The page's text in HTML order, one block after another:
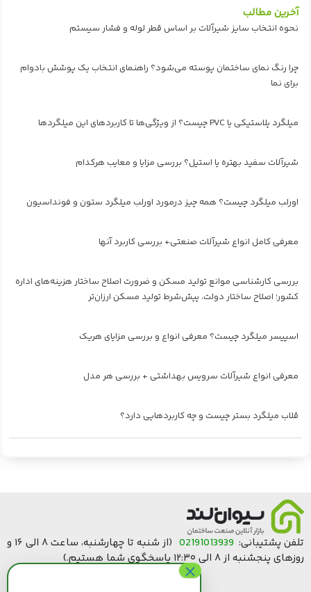
آخرین مطالب
نحوه انتخاب سایز شیرآلات بر اساس قطر لوله و فشار سیستم
چرا رنگ نمای ساختمان پوسته می‌شود؟ راهنمای انتخاب یک پوشش بادوام
برای نما
میلگرد پلاستیکی یا PVC چیست؟ از ویژگی‌ها تا کاربردهای این میلگردها
شیرآلات سفید بهتره یا استیل؟ بررسی مزایا و معایب هرکدام
اورلب میلگرد چیست؟ همه چیز درمورد اورلب میلگرد ستون و فونداسیون
معرفی کامل انواع شیرآلات صنعتی+ بررسی کاربرد آنها
بررسی کارشناسی موانع تولید مسکن و ضرورت اصلاح ساختار هزینه‌های اداره
کشور؛ اصلاح ساختار دولت، پیش‌شرط تولید مسکن ارزان‌تر
اسپیسر میلگرد چیست؟ معرفی انواع و بررسی مزایای هریک
معرفی انواع شیرآلات سرویس بهداشتی + بررسی هر مدل
قلاب میلگرد بستر چیست و چه کاربردهایی دارد؟
تلفن پشتیبانی: 02191013939
(از شنبه تا چهارشنبه، ساعت ۸ الی ۱۶ و
روزهای پنجشنبه از ۸ الی ۱۲:۳۰ پاسخگوی شما هستیم.)